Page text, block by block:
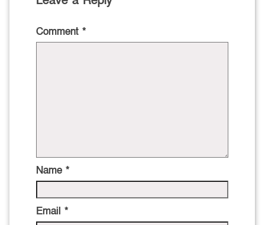
Comment *
Name *
Email *